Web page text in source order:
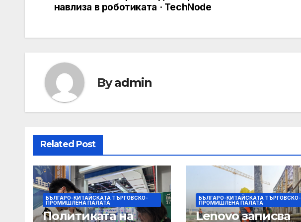
navigation
навлиза в роботиката · TechNode
Byadmin
Related Post
БЪЛГАРО-КИТАЙСКАТА ТЪРГОВСКО-
ПРОМИШЛЕНА ПАЛАТА
Политиката на
БЪЛГАРО-КИТАЙСКАТА ТЪРГОВСКО-
ПРОМИШЛЕНА ПАЛАТА
Lenovo записва